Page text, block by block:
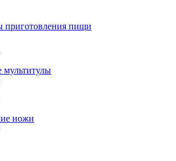
приготовления пищи
мультитулы
ножи